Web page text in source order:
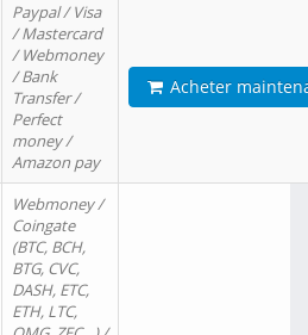
Paypal / Visa
/ Mastercard
/ Webmoney
/ Bank
Transfer /
Perfect
money /
Amazon pay
Acheter
Webmoney /
Coingate
(BTC, BCH,
BTG, CVC,
DASH, ETC,
ETH, LTC,